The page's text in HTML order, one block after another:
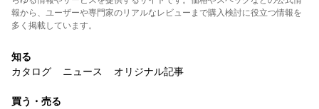
報から、ユーザーや専門家のリアルなレビューまで購入検討に役立つ情報を
多く掲載しています。
知る
カタログ
ニュース オリジナル記事
買う・売る